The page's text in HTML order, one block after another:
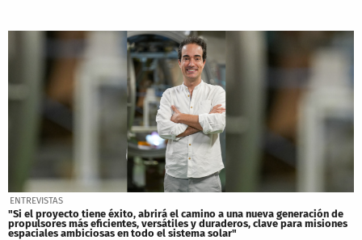
ENTREVISTAS
"Si el proyecto tiene éxito, abrirá el camino a una nueva generación de
propulsores más eficientes, versátiles y duraderos, clave para misiones
espaciales ambiciosas en todo el sistema solar"